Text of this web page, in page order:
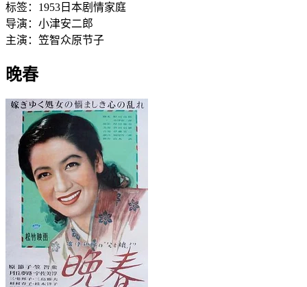
标签： 1953 日本剧情家庭
导演： 小津安二郎
主演： 笠智众原节子
晚春